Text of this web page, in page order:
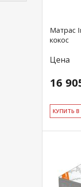
Матрас
кокос
Цена
16
КУ­ПИТЬ